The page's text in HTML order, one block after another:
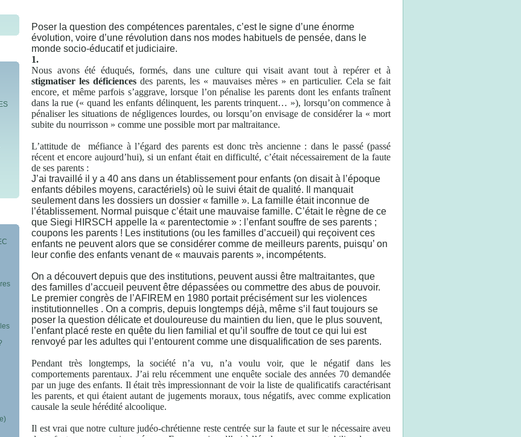
Poser la question des compétences parentales, c’est le signe d’une énorme
évolution, voire d’une révolution dans nos modes habituels de pensée, dans le
monde socio-éducatif et judiciaire.
1.
Nous avons été éduqués, formés, dans une culture qui visait avant tout à repérer et à
stigmatiser les déficiences des parents, les « mauvaises mères » en particulier. Cela se fait
encore, et même parfois s’aggrave, lorsque l’on pénalise les parents dont les enfants traînent
dans la rue (« quand les enfants délinquent, les parents trinquent… »), lorsqu’on commence à
pénaliser les situations de négligences lourdes, ou lorsqu’on envisage de considérer la « mort
subite du nourrisson » comme une possible mort par maltraitance.
L’attitude de
méfiance à l’égard des parents est donc très ancienne : dans le passé (passé
récent et encore aujourd’hui), si un enfant était en difficulté, c’était nécessairement de la faute
de ses parents :
J’ai travaillé il y a 40 ans dans un établissement pour enfants (on disait à l’époque
enfants débiles moyens, caractériels) où le suivi était de qualité. Il manquait
seulement dans les dossiers un dossier « famille ». La famille était inconnue de
l’établissement. Normal puisque c’était une mauvaise famille. C’était le règne de ce
que Siegi HIRSCH appelle la « parentectomie » : l’enfant souffre de ses parents ;
coupons les parents ! Les institutions (ou les familles d’accueil) qui reçoivent ces
enfants ne peuvent alors que se considérer comme de meilleurs parents, puisqu’ on
leur confie des enfants venant de « mauvais parents », incompétents.
On a découvert depuis que des institutions, peuvent aussi être maltraitantes, que
des familles d’accueil peuvent être dépassées ou commettre des abus de pouvoir.
Le premier congrès de l’AFIREM en 1980 portait précisément sur les violences
institutionnelles . On a compris, depuis longtemps déjà, même s’il faut toujours se
poser la question délicate et douloureuse du maintien du lien, que le plus souvent,
l’enfant placé reste en quête du lien familial et qu’il souffre de tout ce qui lui est
renvoyé par les adultes qui l’entourent comme une disqualification de ses parents.
Pendant très longtemps, la société n’a vu, n’a voulu voir, que le négatif dans les
comportements parentaux. J’ai relu récemment une enquête sociale des années 70 demandée
par un juge des enfants. Il était très impressionnant de voir la liste de qualificatifs caractérisant
les parents, et qui étaient autant de jugements moraux, tous négatifs, avec comme explication
causale la seule hérédité alcoolique.
Il est vrai que notre culture judéo-chrétienne reste centrée sur la faute et sur le nécessaire aveu